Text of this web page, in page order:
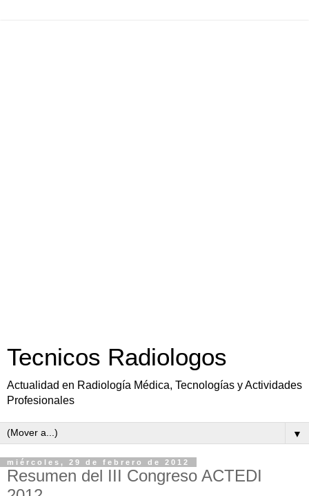
Tecnicos Radiologos
Actualidad en Radiología Médica, Tecnologías y Actividades
Profesionales
▼
miércoles, 29 de febrero de 2012
Resumen del III Congreso ACTEDI